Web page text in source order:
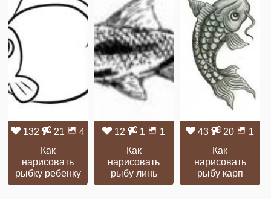
132 21
4
Как
нарисовать
рыбку ребенку
12 1
1
Как
нарисовать
рыбу линь
43 20
1
Как
нарисовать
рыбу карп